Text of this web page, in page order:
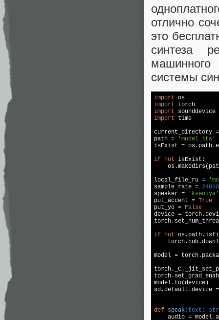
отлично
это
синтеза
системы
import
import
import sounddevice
import time
current_directory
path =
'model_tts'
isExist =
if not isExist:
local_file_ru =
sample_rate = 24000
speaker =
'kseniya'
put_accent = True
put_yo = False
device =
if not
model =
model.to(device)
sd.default.device
def speak(text:
audio =